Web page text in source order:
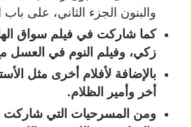
والبنون الجزء الثاني، على باب
كما شاركت في فيلم سواق
زكي، وفيلم النوم في العسل
بالإضافة لأفلام أخرى مثل
أخر وأمير الظلام.
ومن المسرحيات التي شاركت